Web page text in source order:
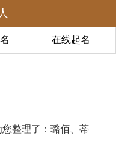
在线起名
整理了：璐佰、蒂